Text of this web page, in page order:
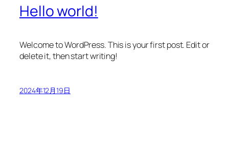
Hello world!
Welcome to WordPress. This is your first post. Edit or
delete it, then start writing!
2024年12月19日